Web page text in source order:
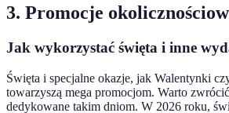
3. Promocje
Jak wykorzystać święta i inne
Święta i specjalne okazje, jak Walentynki
towarzyszą mega promocjom. Warto
dedykowane takim dniom. W 2026 roku,